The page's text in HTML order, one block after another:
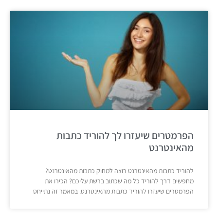
הפרמטרים שיעזרו לך להוריד כתבות
מהאינטרנט
להוריד כתבות מהאינטרנט רוצה למחוק כתבות מהאינטרנט?
מחפשים דרך להוריד כל מה שכתוב ברשת עליכם? הכירו את
הפרמטרים שיעזרו להוריד כתבות מהאינטרנט. במאמר זה נתייחס